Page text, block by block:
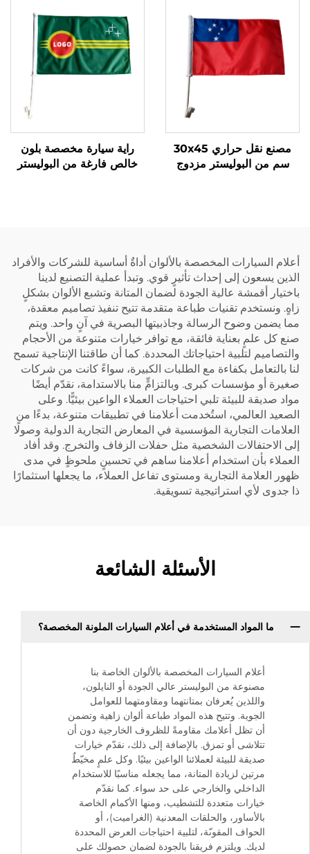
مع مشابك للنافذة
NFL ورياضة الرجبي، أعلام
نوافذ سيارات NFL مقاس
12x18 بوصة
مصنع نقل حراري 30x45
سم من البوليستر مزدوج
راية سيارة مخصصة بلون
خالص فارغة من البوليستر
أعلام السيارات المخصصة بالألوان أداةٌ أساسية للشركات والأفراد
الذين يسعون إلى إحداث تأثيرٍ قوي. وتبدأ عملية التصنيع لدينا
باختيار أقمشة عالية الجودة لضمان المتانة وتشبع الألوان بشكلٍ
زاهٍ. ونستخدم تقنيات طباعة متقدمة تتيح تنفيذ تصاميم معقدة،
مما يضمن وضوح الرسالة وجاذبيتها البصرية في آنٍ واحد. ويتم
صنع كل علمٍ بعناية فائقة، مع توافر خيارات متنوعة من الأحجام
والتصاميم لتلبية احتياجاتك المحددة. كما أن طاقتنا الإنتاجية تسمح
لنا بالتعامل بكفاءة مع الطلبات الكبيرة، سواءً كانت من شركات
صغيرة أو مؤسسات كبرى. وبالتزامٍّ منا بالاستدامة، نقدّم أيضًا
مواد صديقة للبيئة تلبي احتياجات العملاء الواعين بيئيًّا. وعلى
الصعيد العالمي، استُخدمت أعلامنا في تطبيقات متنوعة، بدءًا من
العلامات التجارية المؤسسية في المعارض التجارية الدولية وصولًا
إلى الاحتفالات الشخصية مثل حفلات الزفاف والتخرج. وقد أفاد
العملاء بأن استخدام أعلامنا ساهم في تحسينٍ ملحوظٍ في مدى
ظهور العلامة التجارية ومستوى تفاعل العملاء، ما يجعلها استثمارًا
ذا جدوى لأي استراتيجية تسويقية.
الأسئلة الشائعة
ما المواد المستخدمة في أعلام السيارات الملونة المخصصة؟
أعلام السيارات المخصصة بالألوان الخاصة بنا
مصنوعة من البوليستر عالي الجودة أو النايلون،
واللذين يُعرفان بمتانتهما ومقاومتهما للعوامل
الجوية. وتتيح هذه المواد طباعة ألوان زاهية وتضمن
أن تظل أعلامك مقاومةً للظروف الخارجية دون أن
تتلاشى أو تمزق. بالإضافة إلى ذلك، نقدّم خيارات
صديقة للبيئة لعملائنا الواعين بيئيًا. وكل علمٍ مخيّطٌ
مرتين لزيادة المتانة، مما يجعله مناسبًا للاستخدام
الداخلي والخارجي على حد سواء. كما نقدّم
خيارات متعددة للتشطيب، ومنها الأكمام الخاصة
بالأساور، والحلقات المعدنية (الغراميت)، أو
الحواف المقوىّة، لتلبية احتياجات العرض المحددة
لديك. ويلتزم فريقنا بالجودة لضمان حصولك على